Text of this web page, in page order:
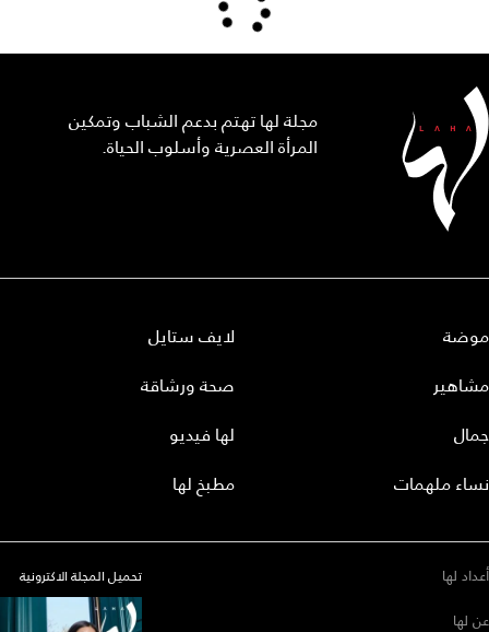
مجلة لها تهتم بدعم الشباب وتمكين
المرأة العصرية وأسلوب الحياة.
موضة
مشاهير
جمال
نساء ملهمات
لايف ستايل
صحة ورشاقة
لها فيديو
مطبخ لها
أعداد لها
عن لها
تحميل المجلة الاكترونية